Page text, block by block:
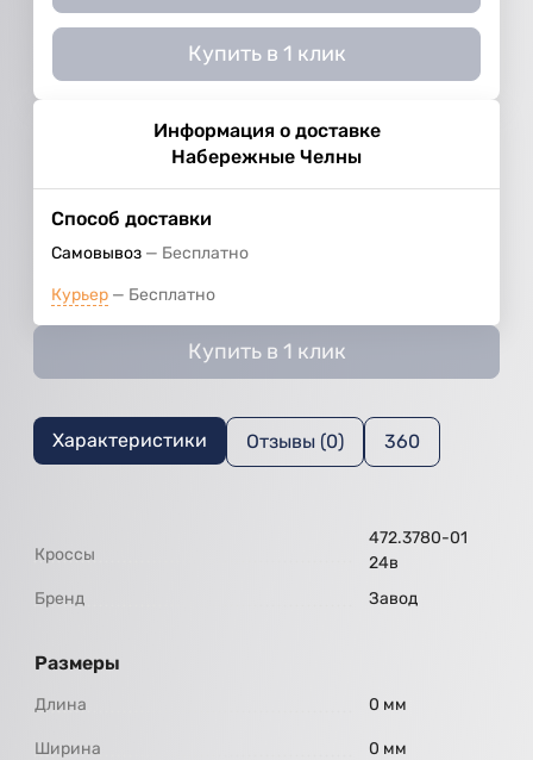
Купить в 1 клик
Информация о доставке
Набережные Челны
Способ доставки
Самовывоз Бесплатно
Курьер Бесплатно
Купить в 1 клик
Характеристики Отзывы (0) 360
Кроссы
472.3780-01
24в
Бренд
Завод
Размеры
Длина 0 мм
Ширина 0 мм